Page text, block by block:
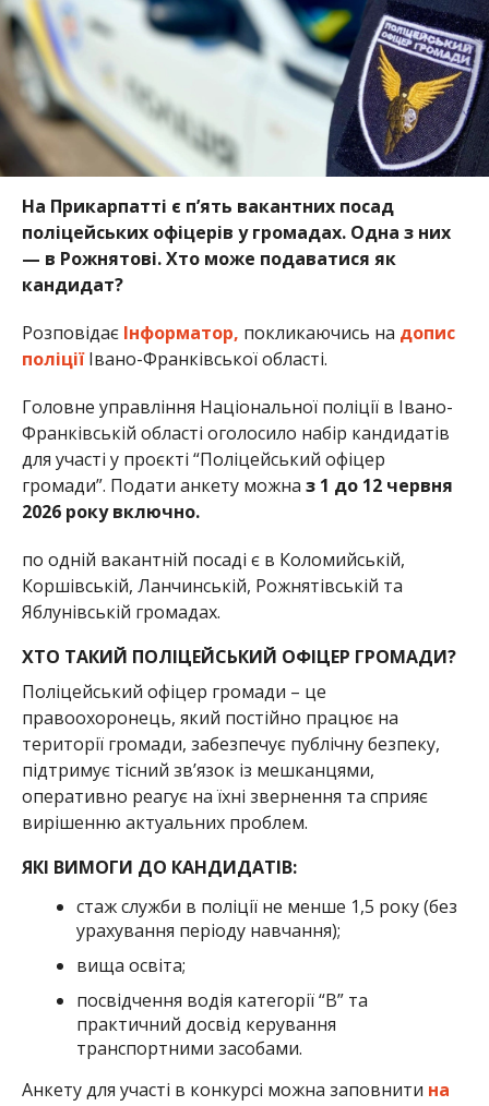
На Прикарпатті є п’ять вакантних посад
поліцейських офіцерів у громадах. Одна з них
— в Рожнятові. Хто може подаватися як
кандидат?
Розповідає Інформатор, покликаючись на допис
поліціїІвано-Франківської області.
Головне управління Національної поліції в Івано-
Франківській області оголосило набір кандидатів
для участі у проєкті “Поліцейський офіцер
громади”. Подати анкету можна з 1 до 12 червня
2026 року включно.
по одній вакантній посаді є в Коломийській,
Коршівській, Ланчинській, Рожнятівській та
Яблунівській громадах.
ХТО ТАКИЙ ПОЛІЦЕЙСЬКИЙ ОФІЦЕР ГРОМАДИ?
Поліцейський офіцер громади – це
правоохоронець, який постійно працює на
території громади, забезпечує публічну безпеку,
підтримує тісний зв’язок із мешканцями,
оперативно реагує на їхні звернення та сприяє
вирішенню актуальних проблем.
ЯКІ ВИМОГИ ДО КАНДИДАТІВ:
стаж служби в поліції не менше 1,5 року (без
урахування періоду навчання);
вища освіта;
посвідчення водія категорії “В” та
практичний досвід керування
транспортними засобами.
Анкету для участі в конкурсі можна заповнити на